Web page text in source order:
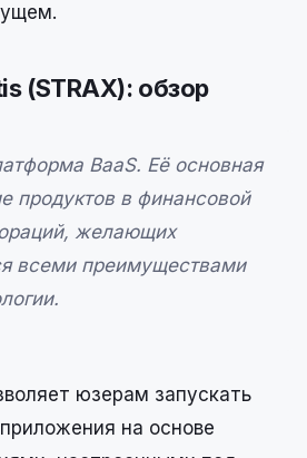
(STRAX): обзор
BaaS. Её основная
продуктов в финансовой
желающих
всеми преимуществами
юзерам запускать
на основе